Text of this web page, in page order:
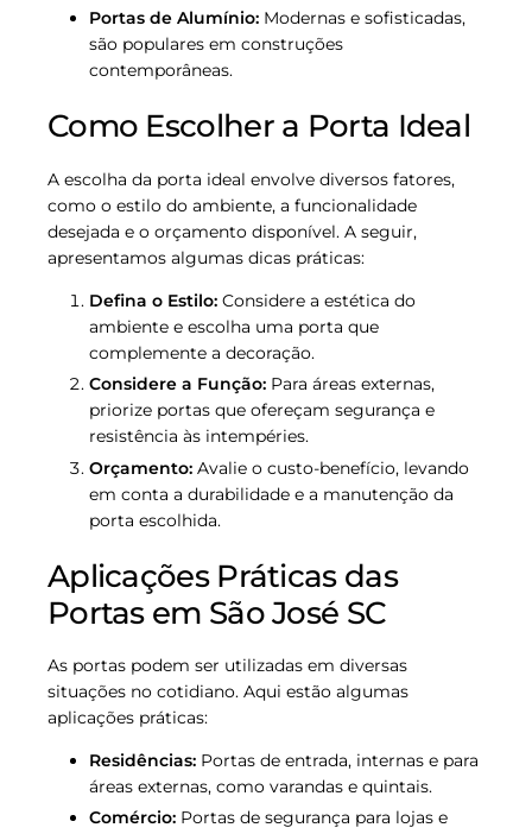
Portas de Alumínio: Modernas e sofisticadas,
são populares em construções
contemporâneas.
Como Escolher a Porta Ideal
A escolha da porta ideal envolve diversos fatores,
como o estilo do ambiente, a funcionalidade
desejada e o orçamento disponível. A seguir,
apresentamos algumas dicas práticas:
Defina o Estilo: Considere a estética do
ambiente e escolha uma porta que
complemente a decoração.
Considere a Função: Para áreas externas,
priorize portas que ofereçam segurança e
resistência às intempéries.
Orçamento: Avalie o custo-benefício, levando
em conta a durabilidade e a manutenção da
porta escolhida.
Aplicações Práticas das
Portas em São José SC
As portas podem ser utilizadas em diversas
situações no cotidiano. Aqui estão algumas
aplicações práticas:
Residências: Portas de entrada, internas e para
áreas externas, como varandas e quintais.
Comércio: Portas de segurança para lojas e